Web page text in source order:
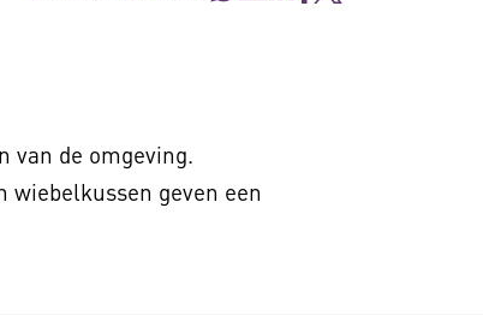
van de omgeving.
wiebelkussen geven een